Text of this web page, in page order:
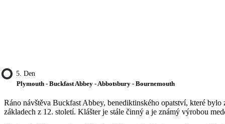
5. Den
Plymouth - Buckfast Abbey - Abbotsbury - Bournemouth
Ráno návštěva Buckfast Abbey, benediktinského opatství, které
základech z 12. století. Klášter je stále činný a je známý výrobou